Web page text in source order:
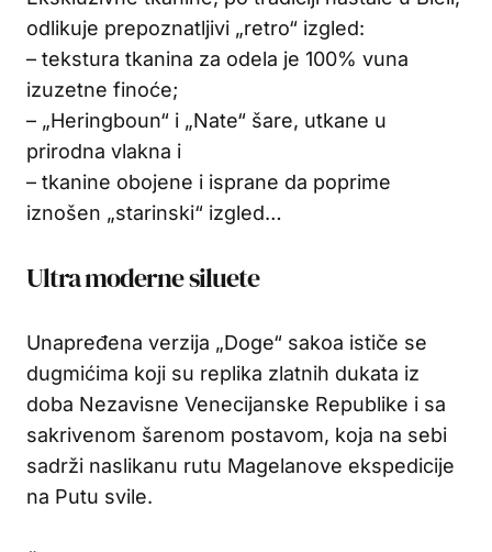
odlikuje prepoznatljivi „retro“ izgled:
– tekstura tkanina za odela je 100% vuna
izuzetne finoće;
– „Heringboun“ i „Nate“ šare, utkane u
prirodna vlakna i
– tkanine obojene i isprane da poprime
iznošen „starinski“ izgled…
Ultra moderne siluete
Unapređena verzija „Doge“ sakoa ističe se
dugmićima koji su replika zlatnih dukata iz
doba Nezavisne Venecijanske Republike i sa
sakrivenom šarenom postavom, koja na sebi
sadrži naslikanu rutu Magelanove ekspedicije
na Putu svile.